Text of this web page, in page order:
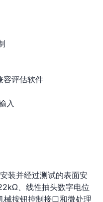
评估软件
入
装并经过测试的表面安
、线性抽头数字电位
按钮控制接口和微处理